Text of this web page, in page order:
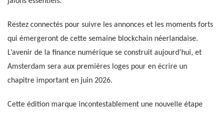
Restez connectés pour suivre les annonces et les moments forts
qui émergeront de cette semaine blockchain néerlandaise.
L’avenir de la finance numérique se construit aujourd’hui, et
Amsterdam sera aux premières loges pour en écrire un
chapitre important en juin 2026.
Cette édition marque incontestablement une nouvelle étape